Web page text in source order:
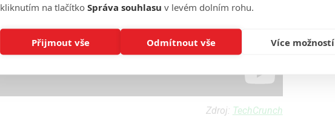
Zdroj: TechCrunch
kliknutím na tlačítko Správa souhlasu v levém dolním rohu.
Přijmout vše Odmítnout vše Více možností